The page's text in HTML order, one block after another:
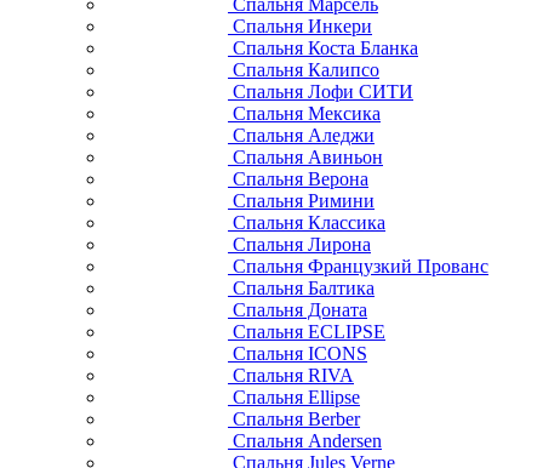
Спальня Инкери
Спальня Коста Бланка
Спальня Калипсо
Спальня Лофи СИТИ
Спальня Мексика
Спальня Аледжи
Спальня Авиньон
Спальня Верона
Спальня Римини
Спальня Классика
Спальня Лирона
Спальня Французкий Прованс
Спальня Балтика
Спальня Доната
Спальня ECLIPSE
Спальня ICONS
Спальня RIVA
Спальня Ellipse
Спальня Berber
Спальня Andersen
Спальня Jules Verne